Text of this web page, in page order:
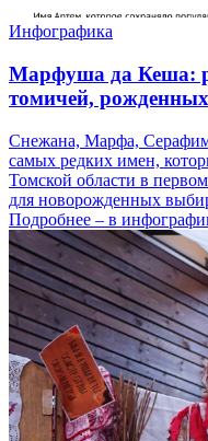
Инфографика
Марфуша да Кеша:
томичей,
Снежана, Марфа,
самых редких имен,
Томской области в
для новорожденных
Подробнее – в